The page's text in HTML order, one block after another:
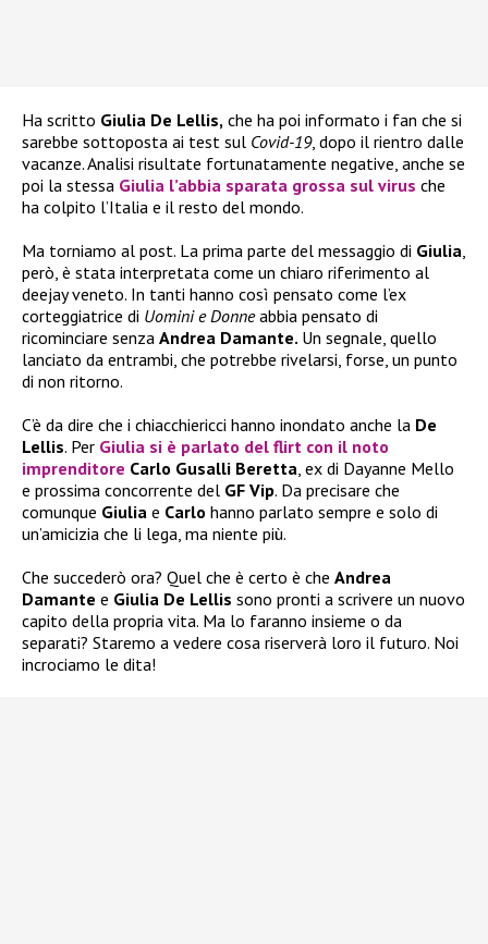
Ha scritto Giulia De Lellis, che ha poi informato i fan che si
sarebbe sottoposta ai test sul Covid-19, dopo il rientro dalle
vacanze. Analisi risultate fortunatamente negative, anche se
poi la stessa Giulia l’abbia sparata grossa sul virus che
ha colpito l’Italia e il resto del mondo.
Ma torniamo al post. La prima parte del messaggio di Giulia
però, è stata interpretata come un chiaro riferimento al
deejay veneto. In tanti hanno così pensato come l’ex
corteggiatrice di Uomini e Donneabbia pensato di
ricominciare senza Andrea Damante. Un segnale, quello
lanciato da entrambi, che potrebbe rivelarsi, forse, un punto
di non ritorno.
C’è da dire che i chiacchiericci hanno inondato anche la De
Lellis. Per Giulia si è parlato del flirt con il noto
imprenditore Carlo Gusalli Beretta , ex di Dayanne Mello
e prossima concorrente del GF Vip. Da precisare che
comunque Giulia e Carlo hanno parlato sempre e solo di
un’amicizia che li lega, ma niente più.
Che succederò ora? Quel che è certo è che Andrea
Damante e Giulia De Lellis sono pronti a scrivere un nuovo
capito della propria vita. Ma lo faranno insieme o da
separati? Staremo a vedere cosa riserverà loro il futuro. Noi
incrociamo le dita!